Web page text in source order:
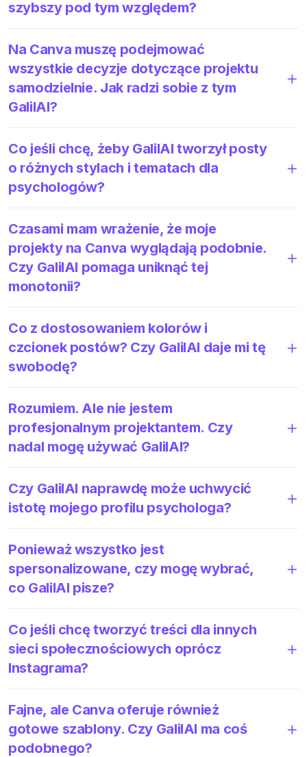
szybszy pod tym względem?
Na Canva muszę podejmować
wszystkie decyzje dotyczące projektu
samodzielnie. Jak radzi sobie z tym
GalilAI?
Co jeśli chcę, żeby GalilAI tworzył posty
o różnych stylach i tematach dla
psychologów?
Czasami mam wrażenie, że moje
projekty na Canva wyglądają podobnie.
Czy GalilAI pomaga uniknąć tej
monotonii?
Co z dostosowaniem kolorów i
czcionek postów? Czy GalilAI daje mi tę
swobodę?
Rozumiem. Ale nie jestem
profesjonalnym projektantem. Czy
nadal mogę używać GalilAI?
Czy GalilAI naprawdę może uchwycić
istotę mojego profilu psychologa?
Ponieważ wszystko jest
spersonalizowane, czy mogę wybrać,
co GalilAI pisze?
Co jeśli chcę tworzyć treści dla innych
sieci społecznościowych oprócz
Instagrama?
Fajne, ale Canva oferuje również
gotowe szablony. Czy GalilAI ma coś
podobnego?